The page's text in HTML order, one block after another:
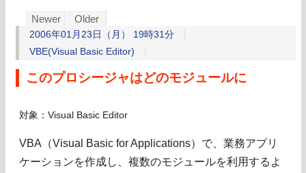
Newer Older
2006年01月23日（月） 19時31分
VBE(Visual Basic Editor)
このプロシージャはどのモジュールに
対象：Visual Basic Editor
VBA（Visual Basic for Applications）で、業務アプリ
ケーションを作成し、複数のモジュールを利用するよ